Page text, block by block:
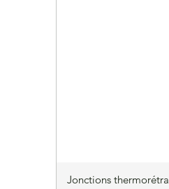
Jonctions